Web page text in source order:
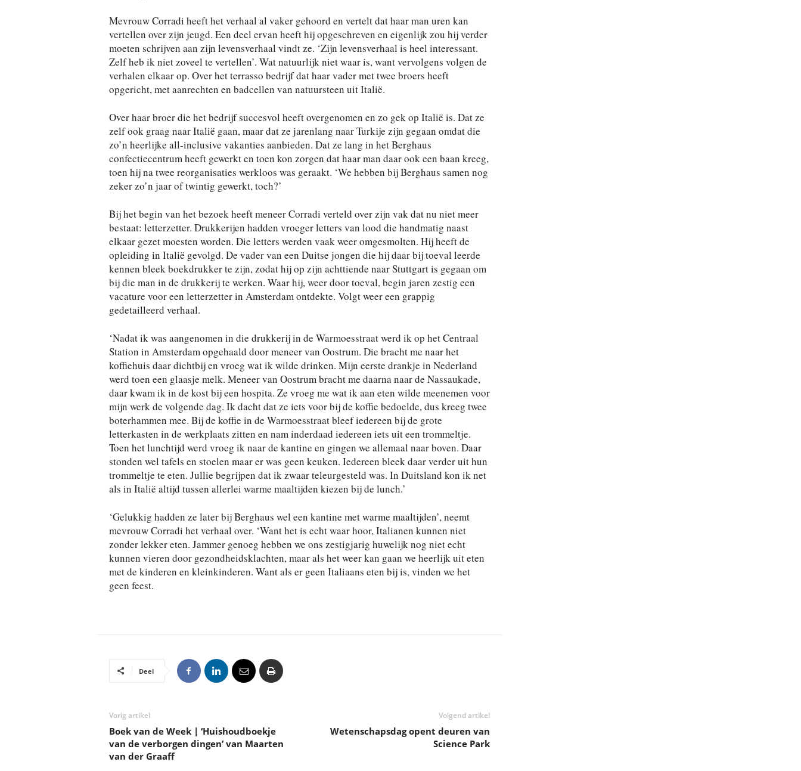
Mevrouw Corradi heeft het verhaal al vaker gehoord en vertelt dat haar man uren kan
vertellen over zijn jeugd. Een deel ervan heeft hij opgeschreven en eigenlijk zou hij verder
moeten schrijven aan zijn levensverhaal vindt ze. ‘Zijn levensverhaal is heel interessant.
Zelf heb ik niet zoveel te vertellen’. Wat natuurlijk niet waar is, want vervolgens volgen de
verhalen elkaar op. Over het terrasso bedrijf dat haar vader met twee broers heeft
opgericht, met aanrechten en badcellen van natuursteen uit Italië.
Over haar broer die het bedrijf succesvol heeft overgenomen en zo gek op Italië is. Dat ze
zelf ook graag naar Italië gaan, maar dat ze jarenlang naar Turkije zijn gegaan omdat die
zo’n heerlijke all-inclusive vakanties aanbieden. Dat ze lang in het Berghaus
confectiecentrum heeft gewerkt en toen kon zorgen dat haar man daar ook een baan kreeg,
toen hij na twee reorganisaties werkloos was geraakt. ‘We hebben bij Berghaus samen nog
zeker zo’n jaar of twintig gewerkt, toch?’
Bij het begin van het bezoek heeft meneer Corradi verteld over zijn vak dat nu niet meer
bestaat: letterzetter. Drukkerijen hadden vroeger letters van lood die handmatig naast
elkaar gezet moesten worden. Die letters werden vaak weer omgesmolten. Hij heeft de
opleiding in Italië gevolgd. De vader van een Duitse jongen die hij daar bij toeval leerde
kennen bleek boekdrukker te zijn, zodat hij op zijn achttiende naar Stuttgart is gegaan om
bij die man in de drukkerij te werken. Waar hij, weer door toeval, begin jaren zestig een
vacature voor een letterzetter in Amsterdam ontdekte. Volgt weer een grappig
gedetailleerd verhaal.
‘Nadat ik was aangenomen in die drukkerij in de Warmoesstraat werd ik op het Centraal
Station in Amsterdam opgehaald door meneer van Oostrum. Die bracht me naar het
koffiehuis daar dichtbij en vroeg wat ik wilde drinken. Mijn eerste drankje in Nederland
werd toen een glaasje melk. Meneer van Oostrum bracht me daarna naar de Nassaukade,
daar kwam ik in de kost bij een hospita. Ze vroeg me wat ik aan eten wilde meenemen voor
mijn werk de volgende dag. Ik dacht dat ze iets voor bij de koffie bedoelde, dus kreeg twee
boterhammen mee. Bij de koffie in de Warmoesstraat bleef iedereen bij de grote
letterkasten in de werkplaats zitten en nam inderdaad iedereen iets uit een trommeltje.
Toen het lunchtijd werd vroeg ik naar de kantine en gingen we allemaal naar boven. Daar
stonden wel tafels en stoelen maar er was geen keuken. Iedereen bleek daar verder uit hun
trommeltje te eten. Jullie begrijpen dat ik zwaar teleurgesteld was. In Duitsland kon ik net
als in Italië altijd tussen allerlei warme maaltijden kiezen bij de lunch.’
‘Gelukkig hadden ze later bij Berghaus wel een kantine met warme maaltijden’, neemt
mevrouw Corradi het verhaal over. ‘Want het is echt waar hoor, Italianen kunnen niet
zonder lekker eten. Jammer genoeg hebben we ons zestigjarig huwelijk nog niet echt
kunnen vieren door gezondheidsklachten, maar als het weer kan gaan we heerlijk uit eten
met de kinderen en kleinkinderen. Want als er geen Italiaans eten bij is, vinden we het
geen feest.
Deel
Vorig artikel
Boek van de Week | ‘Huishoudboekje
van de verborgen dingen’ van Maarten
van der Graaff
Volgend artikel
Wetenschapsdag opent deuren van
Science Park